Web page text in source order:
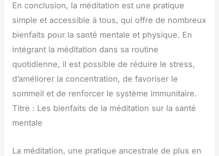
En conclusion, la méditation est une pratique
simple et accessible à tous, qui offre de nombreux
bienfaits pour la santé mentale et physique. En
intégrant la méditation dans sa routine
quotidienne, il est possible de réduire le stress,
d’améliorer la concentration, de favoriser le
sommeil et de renforcer le système immunitaire.
Titre : Les bienfaits de la méditation sur la santé
mentale
La méditation, une pratique ancestrale de plus en